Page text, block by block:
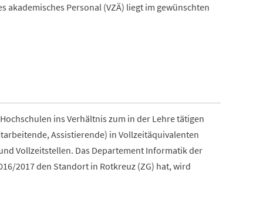
Personal (VZÄ) liegt im gewünschten
ins Verhältnis zum in der Lehre tätigen
Assistierende) in Vollzeitäquivalenten
Vollzeitstellen. Das Departement Informatik der
2017 den Standort in Rotkreuz (ZG) hat, wird